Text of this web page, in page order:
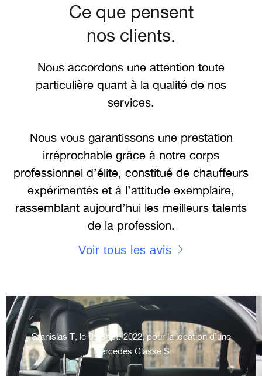
Ce que pensent
nos clients.
Nous accordons une attention toute
particulière quant à la qualité de nos
services.
Nous vous garantissons une prestation
irréprochable grâce à notre corps
professionnel d’élite, constitué de chauffeurs
expérimentés et à l’attitude exemplaire,
rassemblant aujourd’hui les meilleurs talents
de la profession.
Voir tous les avis
Stanislas T, le 05 Sept. 2022, pour la location d’une
Mercedes Classe S